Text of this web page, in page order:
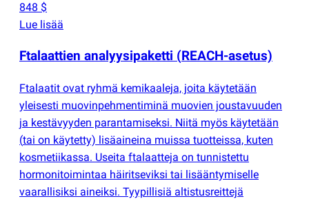
848 $
Lue lisää
Ftalaattien analyysipaketti (REACH-asetus)
Ftalaatit ovat ryhmä kemikaaleja, joita käytetään
yleisesti muovinpehmentiminä muovien joustavuuden
ja kestävyyden parantamiseksi. Niitä myös käytetään
(tai on käytetty) lisäaineina muissa tuotteissa, kuten
kosmetiikassa. Useita ftalaatteja on tunnistettu
hormonitoimintaa häiritseviksi tai lisääntymiselle
vaarallisiksi aineiksi. Tyypillisiä altistusreittejä